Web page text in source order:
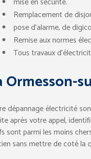
Remplacement de
pose d’alarme, de
Remise aux normes
Tous travaux
électricité
après votre appel,
sont parmi les moins
sans mettre de coté la